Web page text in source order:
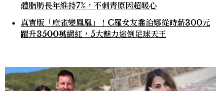
體脂肪長年維持7%，不刺青原因超暖心
真實版「麻雀變鳳凰」！C羅女友喬治娜從時薪300元
躍升3500萬網紅，5大魅力迷倒足球天王